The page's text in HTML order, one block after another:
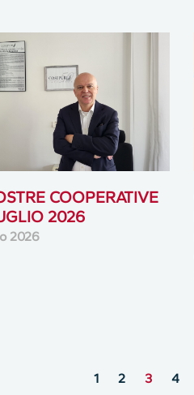
COOPERATIVE
2026
2026
1 2 3 4